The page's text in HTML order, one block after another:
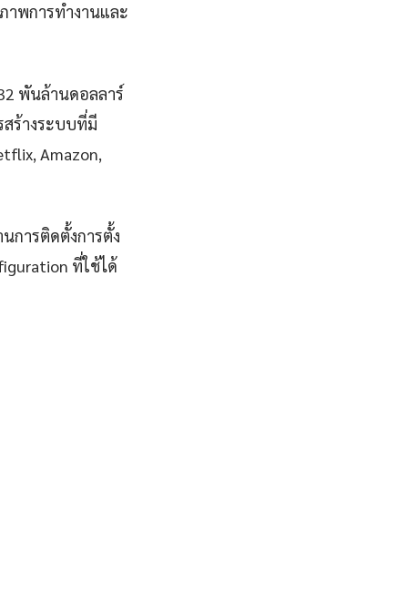
าพการทำงานและ
พันล้านดอลลาร์
สร้างระบบที่มี
Amazon,
การติดตั้งการตั้ง
ที่ใช้ได้